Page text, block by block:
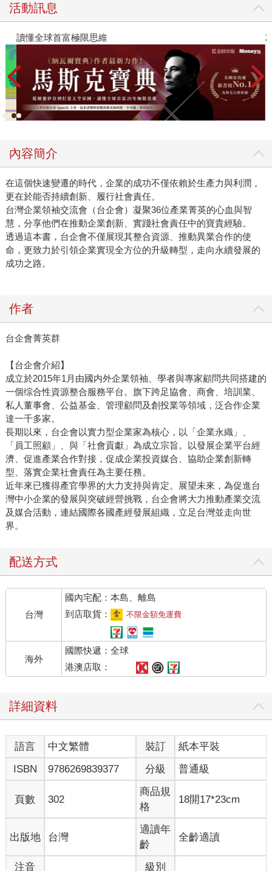
活動訊息
讀懂全球首富極限思維
內容簡介
在這個快速變遷的時代，企業的成功不僅依賴於生產力與利潤，
更在於能否持續創新、履行社會責任。
台灣企業領袖交流會（台企會）凝聚36位產業菁英的心血與智
慧，分享他們在推動企業創新、實踐社會責任中的寶貴經驗。
透過這本書，台企會不僅展現其整合資源、推動異業合作的使
命，更致力於引領企業實現全方位的升級轉型，走向永續發展的
成功之路。
作者
台企會菁英群
【台企會介紹】
成立於2015年1月由國内外企業領袖、學者與專家顧問共同搭建的
一個综合性資源整合服務平台。旗下跨足協會、商會、培訓業、
私人董事會、公益基金、管理顧問及創投業等領域，泛合作企業
達一千多家。
長期以來，台企會以實力型企業家為核心，以「企業永織」、
「員工照顧」、與「社會貢獻」為成立宗旨。以發展企業平台經
濟、促進產業合作對接，促成企業投資媒合、協助企業創新轉
型、落實企業社會責任為主要任務。
近年來已獲得產官學界的大力支持與肯定。展望未來，為促進台
灣中小企業的發展與突破經營挑戰，台企會將大力推動產業交流
及媒合活動，連結國際各國產經發展組織，立足台灣並走向世
界。
配送方式
台灣
國內宅配：本島、離島
到店取貨：
不限金額免運費
海外
國際快遞：全球
港澳店取：
詳細資料
語言 中文繁體 裝訂
紙本平裝
ISBN
9786269839377 分級 普通級
頁數 302
商品規
格
18開17*23cm
出版地 台灣
適讀年
齡
全齡適讀
注音 級別